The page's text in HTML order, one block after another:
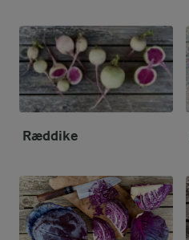
Ræddike